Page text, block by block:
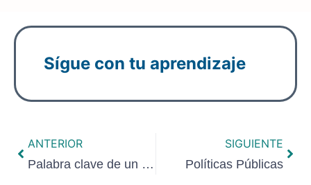
Sígue con tu aprendizaje
ANTERIOR
Palabra clave de un texto para optimización en motores de búsqueda SEO
SIGUIENTE
Políticas Públicas